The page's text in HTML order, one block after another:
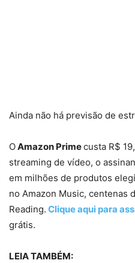
Ainda não há previsão de
OAmazon Primecusta R$
streaming de vídeo, o
em milhões de produtos
no Amazon Music, centenas
Reading. Clique aqui para
grátis.
LEIA TAMBÉM: